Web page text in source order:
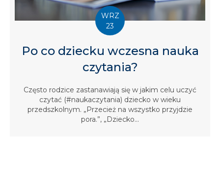
WRZ
23
Po co dziecku wczesna nauka
czytania?
Często rodzice zastanawiają się w jakim celu uczyć
czytać (#naukaczytania) dziecko w wieku
przedszkolnym. „Przecież na wszystko przyjdzie
pora.”, „Dziecko...